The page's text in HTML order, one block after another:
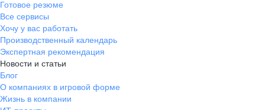
Готовое резюме
Все сервисы
Хочу у вас работать
Производственный календарь
Экспертная рекомендация
Новости и статьи
Блог
О компаниях в игровой форме
Жизнь в компании